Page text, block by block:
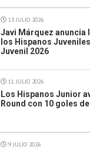
13 JULIO 2026
Javi Márquez anuncia
los Hispanos
Juvenil 2026
11 JULIO 2026
Los Hispanos Junior
Round con 10 goles
9 JULIO 2026